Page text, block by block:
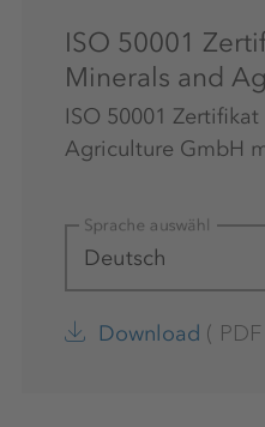
ISO 50001
Minerals and
ISO 50001
Agriculture GmbH
Sprache auswählen
Deutsch
Download ( PDF